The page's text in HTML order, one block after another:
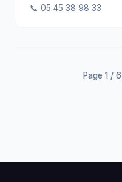
📞 05 45 38 98 33
Page 1 / 6